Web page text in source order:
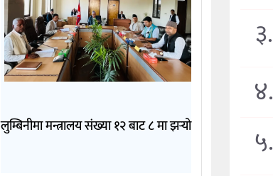
लुम्बिनीमा मन्त्रालय संख्या १२ बाट ८ मा झर्‍यो
३.
४.
५.